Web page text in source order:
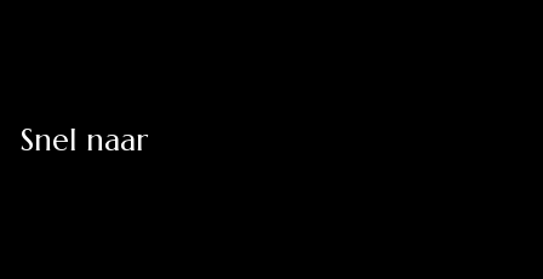
Snel naar